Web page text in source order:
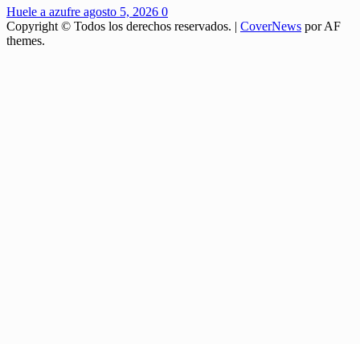
Huele a azufre agosto 5, 2026 0
Copyright © Todos los derechos reservados. | CoverNews por AF
themes.